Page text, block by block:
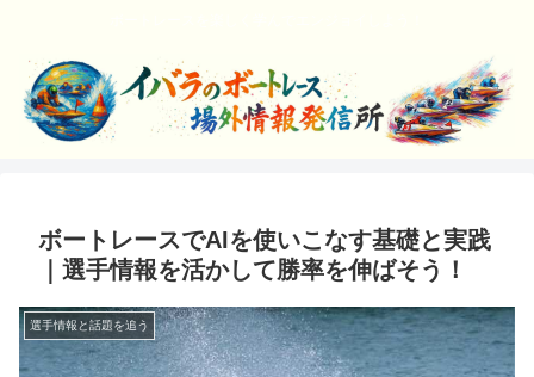
ボートレースでAIを使いこなす基礎と実践
｜選手情報を活かして勝率を伸ばそう！
選手情報と話題を追う